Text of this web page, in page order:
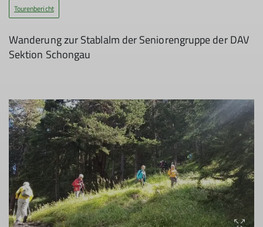
Tourenbericht
Wanderung zur Stablalm der Seniorengruppe der DAV
Sektion Schongau